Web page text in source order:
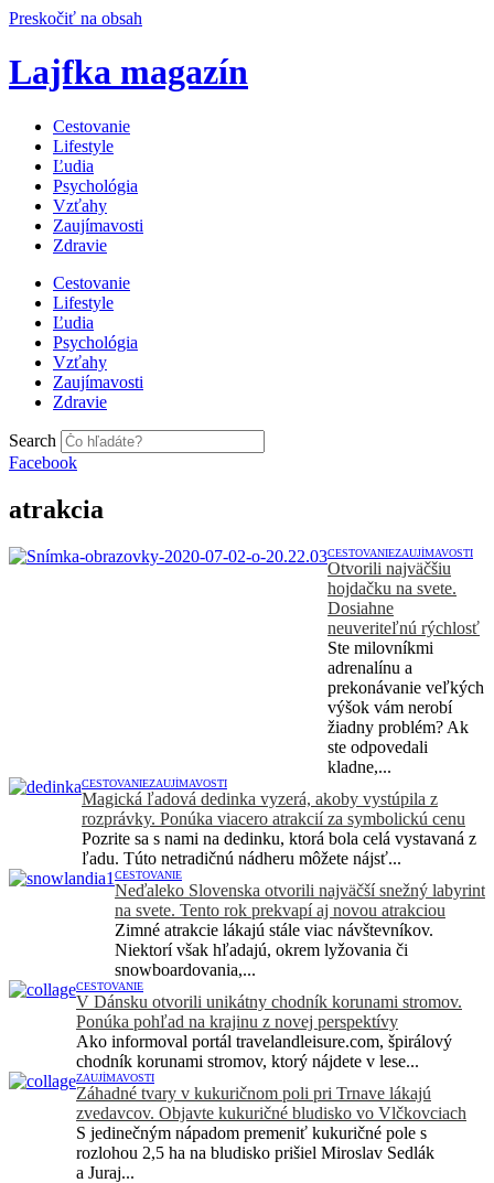
Preskočiť na obsah
Lajfka magazín
Cestovanie
Lifestyle
Ľudia
Psychológia
Vzťahy
Zaujímavosti
Zdravie
Cestovanie
Lifestyle
Ľudia
Psychológia
Vzťahy
Zaujímavosti
Zdravie
Search
Facebook
atrakcia
CESTOVANIEZAUJÍMAVOSTI
Otvorili najväčšiu
hojdačku na svete.
Dosiahne
neuveriteľnú rýchlosť
Ste milovníkmi
adrenalínu a
prekonávanie veľkých
výšok vám nerobí
žiadny problém? Ak
ste odpovedali
kladne,...
CESTOVANIEZAUJÍMAVOSTI
Magická ľadová dedinka vyzerá, akoby vystúpila z
rozprávky. Ponúka viacero atrakcií za symbolickú cenu
Pozrite sa s nami na dedinku, ktorá bola celá vystavaná z
ľadu. Túto netradičnú nádheru môžete nájsť...
CESTOVANIE
Neďaleko Slovenska otvorili najväčší snežný labyrint
na svete. Tento rok prekvapí aj novou atrakciou
Zimné atrakcie lákajú stále viac návštevníkov.
Niektorí však hľadajú, okrem lyžovania či
snowboardovania,...
CESTOVANIE
V Dánsku otvorili unikátny chodník korunami stromov.
Ponúka pohľad na krajinu z novej perspektívy
Ako informoval portál travelandleisure.com, špirálový
chodník korunami stromov, ktorý nájdete v lese...
ZAUJÍMAVOSTI
Záhadné tvary v kukuričnom poli pri Trnave lákajú
zvedavcov. Objavte kukuričné bludisko vo Vlčkovciach
S jedinečným nápadom premeniť kukuričné pole s
rozlohou 2,5 ha na bludisko prišiel Miroslav Sedlák
a Juraj...